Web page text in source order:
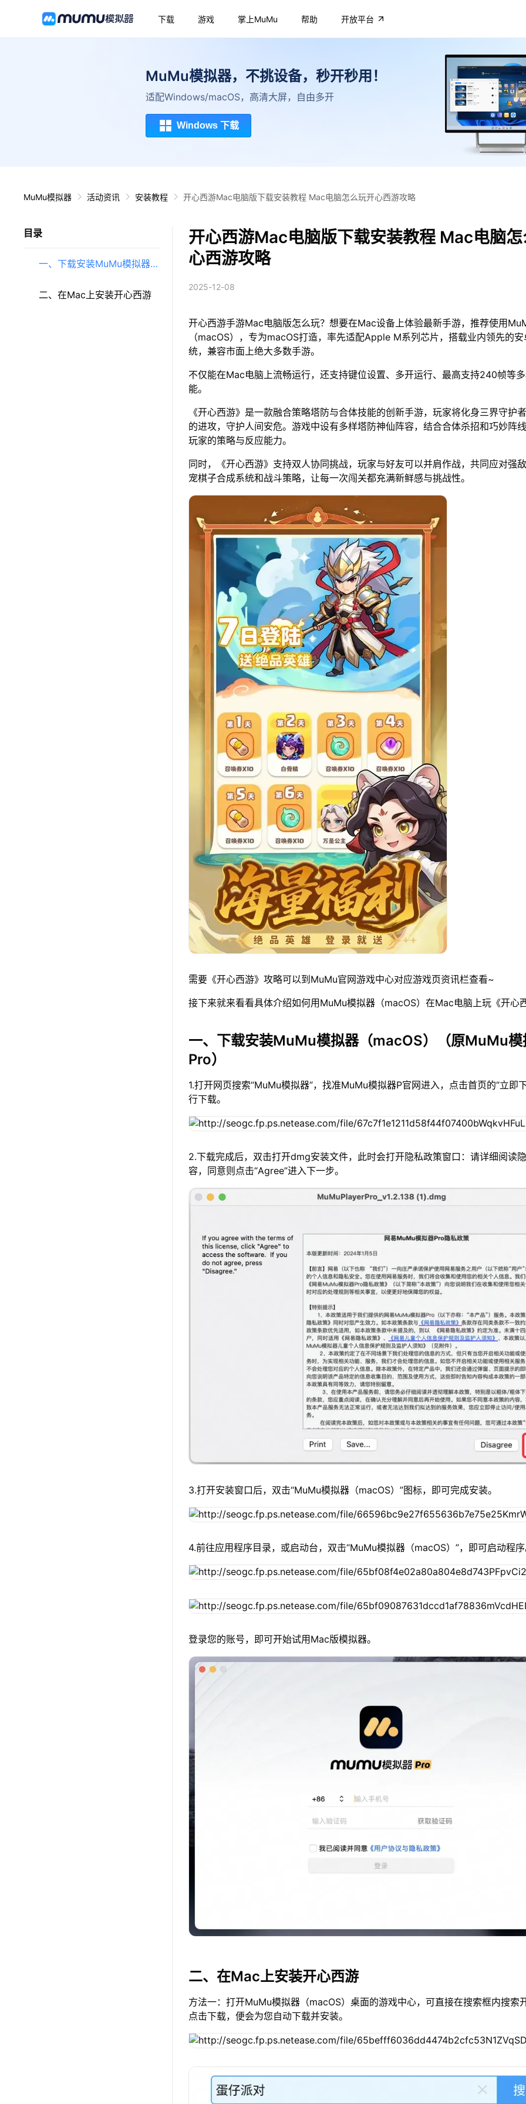
下载 游戏 掌上MuMu 帮助 开放平台
MuMu模拟器，不挑设备，秒开秒用！
适配Windows/macOS，高清大屏，自由多开
Windows 下载
MuMu模拟器 活动资讯 安装教程 开心西游Mac电脑版下载安装教程 Mac电脑怎么玩开心西游攻略
目录
一、下载安装MuMu模拟器
（macOS）（原MuMu模拟
二、在Mac上安装开心西游
开心西游Mac电脑版下载安装教程 Mac电脑
心西游攻略
2025-12-08
开心西游手游Mac电脑版怎么玩？想要在Mac设备上体验最新手游，推荐使用
（macOS），专为macOS打造，率先适配Apple M系列芯片，搭载业内领先的
统，兼容市面上绝大多数手游。
不仅能在Mac电脑上流畅运行，还支持键位设置、多开运行、最高支持240帧等
能。
《开心西游》是一款融合策略塔防与合体技能的创新手游，玩家将化身三界守护
的进攻，守护人间安危。游戏中设有多样塔防神仙阵容，结合合体杀招和巧妙阵
玩家的策略与反应能力。
同时，《开心西游》支持双人协同挑战，玩家与好友可以并肩作战，共同应对强
宠棋子合成系统和战斗策略，让每一次闯关都充满新鲜感与挑战性。
需要《开心西游》攻略可以到MuMu官网游戏中心对应游戏页资讯栏查看~
接下来就来看看具体介绍如何用MuMu模拟器（macOS）在Mac电脑上玩《开心
一、下载安装MuMu模拟器（macOS）（原MuMu模
Pro）
1.打开网页搜索“MuMu模拟器”，找准MuMu模拟器P官网进入，点击首页的“立即
行下载。
2.下载完成后，双击打开dmg安装文件，此时会打开隐私政策窗口：请详细阅读
容，同意则点击“Agree”进入下一步。
3.打开安装窗口后，双击“MuMu模拟器（macOS）”图标，即可完成安装。
4.前往应用程序目录，或启动台，双击“MuMu模拟器（macOS）”，即可启动程
登录您的账号，即可开始试用Mac版模拟器。
二、在Mac上安装开心西游
方法一：打开MuMu模拟器（macOS）桌面的游戏中心，可直接在搜索框内搜索
点击下载，便会为您自动下载并安装。